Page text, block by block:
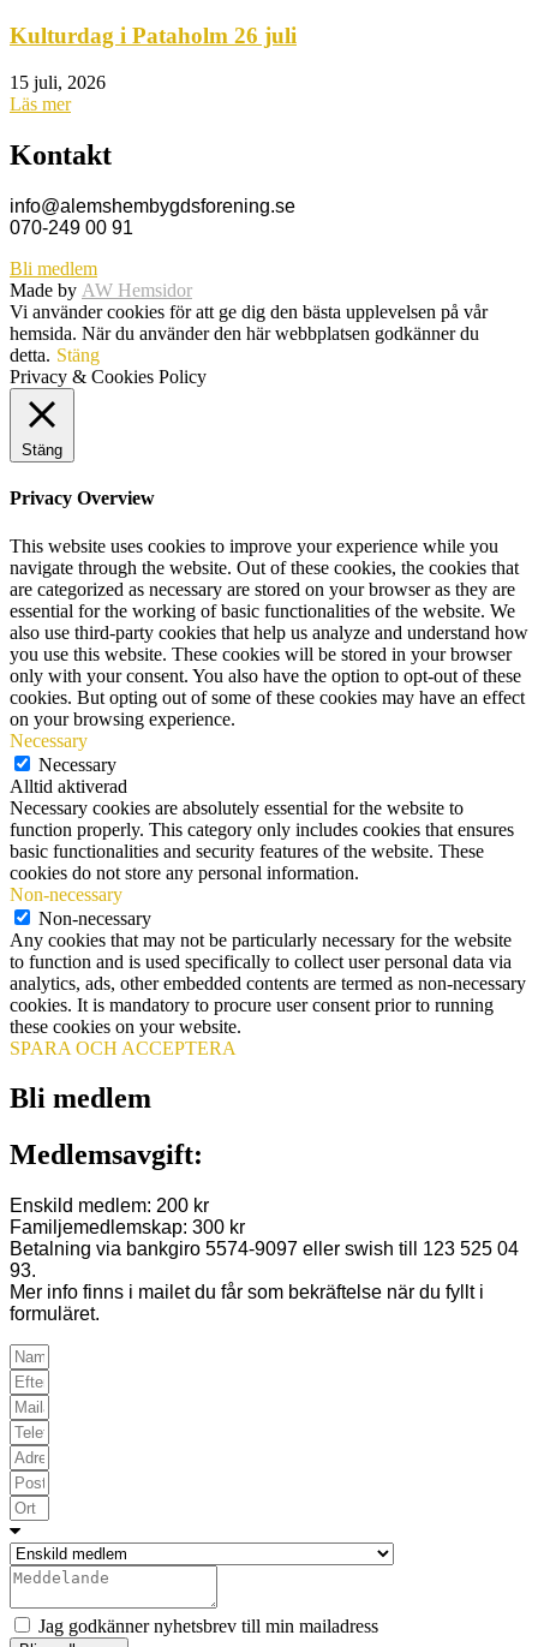
Kulturdag i Pataholm 26 juli
15 juli, 2026
Läs mer
Kontakt
info@alemshembygdsforening.se
070-249 00 91
Bli medlem
Made by AW Hemsidor
Vi använder cookies för att ge dig den bästa upplevelsen på vår
hemsida. När du använder den här webbplatsen godkänner du
detta. Stäng
Privacy & Cookies Policy
Stäng
Privacy Overview
This website uses cookies to improve your experience while you
navigate through the website. Out of these cookies, the cookies that
are categorized as necessary are stored on your browser as they are
essential for the working of basic functionalities of the website. We
also use third-party cookies that help us analyze and understand how
you use this website. These cookies will be stored in your browser
only with your consent. You also have the option to opt-out of these
cookies. But opting out of some of these cookies may have an effect
on your browsing experience.
Necessary
Necessary
Alltid aktiverad
Necessary cookies are absolutely essential for the website to
function properly. This category only includes cookies that ensures
basic functionalities and security features of the website. These
cookies do not store any personal information.
Non-necessary
Non-necessary
Any cookies that may not be particularly necessary for the website
to function and is used specifically to collect user personal data via
analytics, ads, other embedded contents are termed as non-necessary
cookies. It is mandatory to procure user consent prior to running
these cookies on your website.
SPARA OCH ACCEPTERA
Bli medlem
Medlemsavgift:
Enskild medlem: 200 kr
Familjemedlemskap: 300 kr
Betalning via bankgiro 5574-9097 eller swish till 123 525 04
93.
Mer info finns i mailet du får som bekräftelse när du fyllt i
formuläret.
Jag godkänner nyhetsbrev till min mailadress